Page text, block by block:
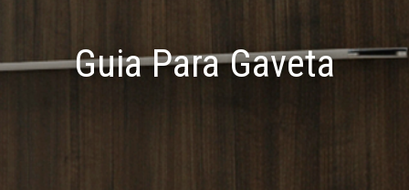
Guia Para Gaveta